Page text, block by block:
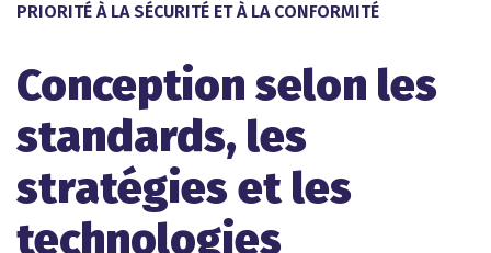
PRIORITÉ À LA SÉCURITÉ ET À LA CONFORMITÉ
Conception selon les
standards, les
stratégies et les
technologies